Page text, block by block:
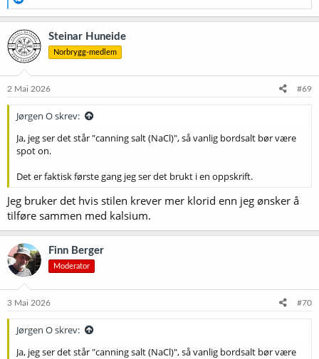
e
a
k
s
j
o
e
Steinar Huneide
Norbrygg-medlem
2 Mai 2026 #69
Jørgen O skrev:
Ja, jeg ser det står "canning salt (NaCl)", så vanlig bordsalt bør være
spot on.
Det er faktisk første gang jeg ser det brukt i en oppskrift.
Jeg bruker det hvis stilen krever mer klorid enn jeg ønsker å
tilføre sammen med kalsium.
Finn Berger
Moderator
3 Mai 2026 #70
Jørgen O skrev:
Ja, jeg ser det står "canning salt (NaCl)", så vanlig bordsalt bør være